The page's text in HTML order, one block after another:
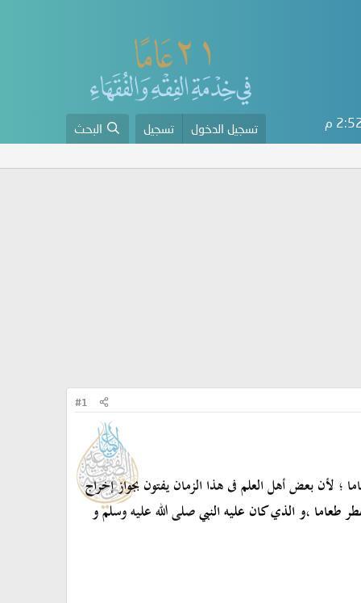
م تسجيل الدخول تسجيل البحث
#1
؛ لأن بعض أهل العلم فى هذا الزمان يفتون بجواز إخراج
طعاما ،و الذي كان عليه النبيصلى الله عليه وسلمو